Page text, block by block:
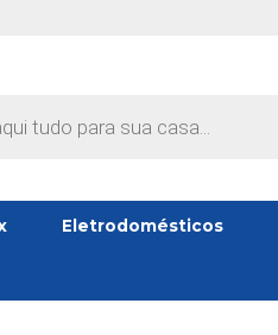
Eletrodomésticos